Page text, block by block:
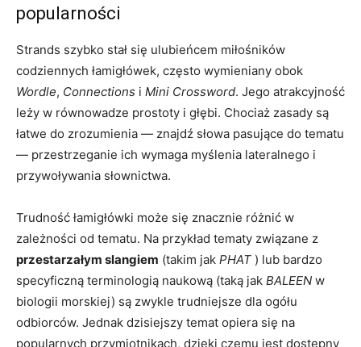
popularności
Strands szybko stał się ulubieńcem miłośników
codziennych łamigłówek, często wymieniany obok
Wordle, Connections i Mini Crossword. Jego atrakcyjność
leży w równowadze prostoty i głębi. Chociaż zasady są
łatwe do zrozumienia — znajdź słowa pasujące do tematu
— przestrzeganie ich wymaga myślenia lateralnego i
przywoływania słownictwa.
Trudność łamigłówki może się znacznie różnić w
zależności od tematu. Na przykład tematy związane z
przestarzałym slangiem (takim jak PHAT ) lub bardzo
specyficzną terminologią naukową (taką jak BALEEN w
biologii morskiej) są zwykle trudniejsze dla ogółu
odbiorców. Jednak dzisiejszy temat opiera się na
popularnych przymiotnikach, dzięki czemu jest dostępny